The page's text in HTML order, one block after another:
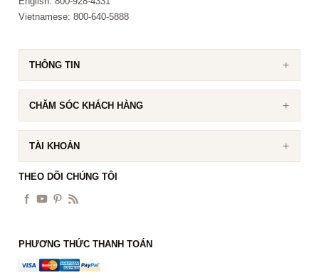
Vietnamese: 800-640-5888
THÔNG TIN
CHĂM SÓC KHÁCH HÀNG
TÀI KHOẢN
THEO DÕI CHÚNG TÔI
PHƯƠNG THỨC THANH TOÁN